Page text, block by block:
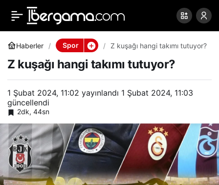
Haberler Spor Z kuşağı hangi takımı tutuyor?
Z kuşağı hangi takımı tutuyor?
1 Şubat 2024, 11:02 yayınlandı 1 Şubat 2024, 11:03
güncellendi
2dk, 44sn
Z kuşağı hangi takımı
tutuyor?
0 Paylaş